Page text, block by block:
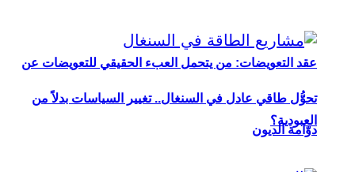
عقد التعويضات: من يتحمل العبء الحقيقي للتعويضات عن
العبودية؟
تحوُّل طاقي عادل في السنغال.. تغيير السياسات بدلاً من
دوّامة الديون